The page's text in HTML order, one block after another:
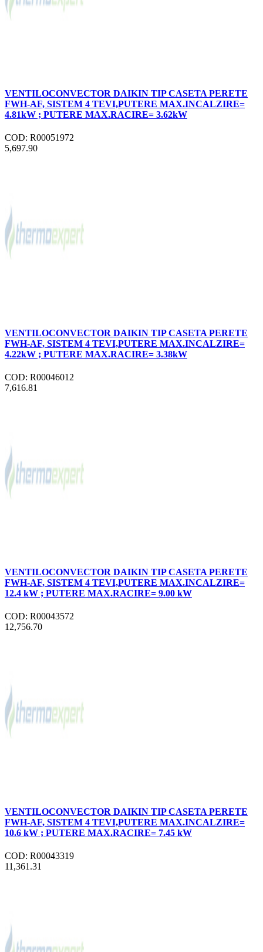
VENTILOCONVECTOR DAIKIN TIP CASETA PERETE
FWH-AF, SISTEM 4 TEVI,PUTERE MAX.INCALZIRE=
4.81kW ; PUTERE MAX.RACIRE= 3.62kW
COD: R00051972
5,697.90
VENTILOCONVECTOR DAIKIN TIP CASETA PERETE
FWH-AF, SISTEM 4 TEVI,PUTERE MAX.INCALZIRE=
4.22kW ; PUTERE MAX.RACIRE= 3.38kW
COD: R00046012
7,616.81
VENTILOCONVECTOR DAIKIN TIP CASETA PERETE
FWH-AF, SISTEM 4 TEVI,PUTERE MAX.INCALZIRE=
12.4 kW ; PUTERE MAX.RACIRE= 9.00 kW
COD: R00043572
12,756.70
VENTILOCONVECTOR DAIKIN TIP CASETA PERETE
FWH-AF, SISTEM 4 TEVI,PUTERE MAX.INCALZIRE=
10.6 kW ; PUTERE MAX.RACIRE= 7.45 kW
COD: R00043319
11,361.31